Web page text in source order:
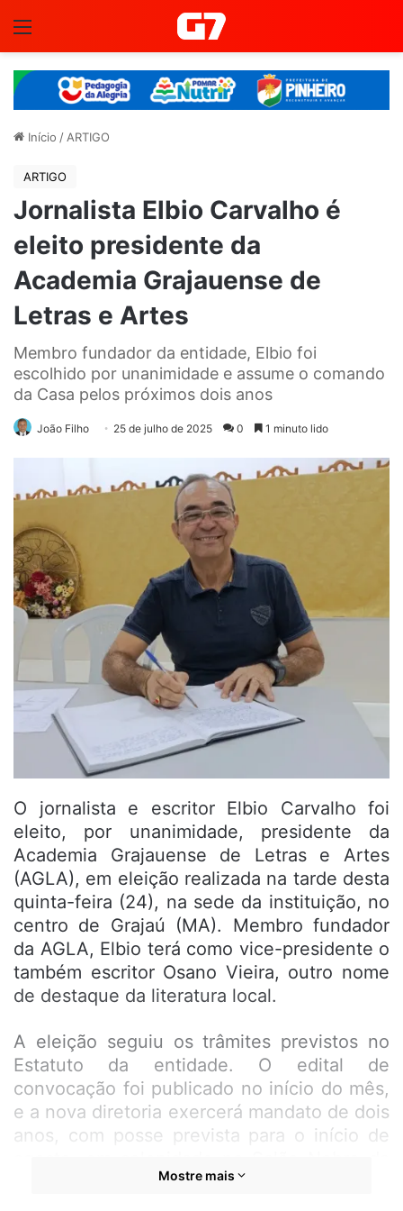
Início / ARTIGO
ARTIGO
Jornalista Elbio Carvalho é
eleito presidente da
Academia Grajauense de
Letras e Artes
Membro fundador da entidade, Elbio foi
escolhido por unanimidade e assume o comando
da Casa pelos próximos dois anos
João Filho 25 de julho de 2025 0 1 minuto lido
O jornalista e escritor Elbio Carvalho foi
eleito, por unanimidade, presidente da
Academia Grajauense de Letras e Artes
(AGLA), em eleição realizada na tarde desta
quinta-feira (24), na sede da instituição, no
centro de Grajaú (MA). Membro fundador
da AGLA, Elbio terá como vice-presidente o
também escritor Osano Vieira, outro nome
de destaque da literatura local.
A eleição seguiu os trâmites previstos no
Estatuto da entidade. O edital de
convocação foi publicado no início do mês,
e a nova diretoria exercerá mandato de dois
anos, com posse prevista para o início de
Academia. O evento contará com a
Mostre mais